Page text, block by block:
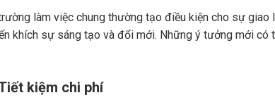
làm việc chung thường tạo điều kiện cho sự
khích sự sáng tạo và đổi mới. Những ý tưởng mới
kiệm chi phí